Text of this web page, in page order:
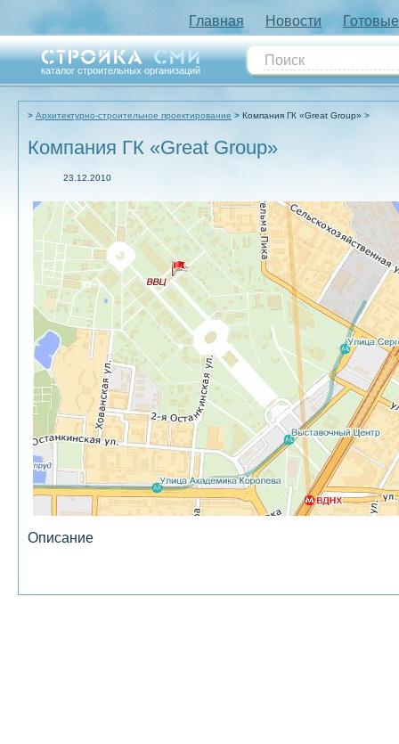
Главная Новости
каталог строительных организаций
Архитектурно-строительное проектирование Компания ГК «Great Group»
Компания ГК «Great Group»
23.12.2010
Описание